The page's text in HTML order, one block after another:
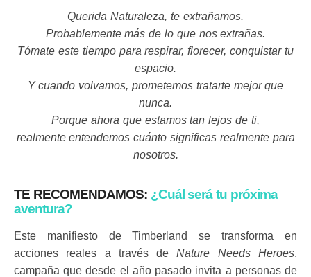
Querida Naturaleza, te extrañamos.
Probablemente más de lo que nos extrañas.
Tómate este tiempo para respirar, florecer, conquistar tu
espacio.
Y cuando volvamos, prometemos tratarte mejor que
nunca.
Porque ahora que estamos tan lejos de ti,
realmente entendemos cuánto significas realmente para
nosotros.
TE RECOMENDAMOS:¿Cuál será tu próxima
aventura?
Este manifiesto de Timberland se transforma en
acciones reales a través deNature Needs Heroes,
campaña que desde el año pasado invita a personas de